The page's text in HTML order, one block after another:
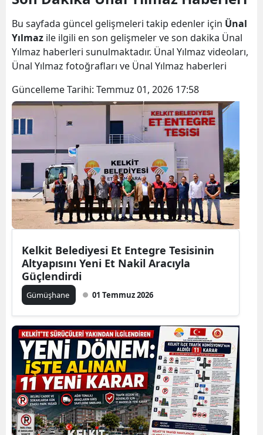
Bingöl
Bitlis
Bolu
Burdur
Bursa
Çanakkale
Çankırı
Çorum
Denizli
Diyarbakır
Erzincan
Erzurum
Eskişehir
Gaziantep
Giresun
Bu sayfada güncel gelişmeleri takip edenler için Ünal
Yılmaz ile ilgili en son gelişmeler ve son dakika Ünal
Yılmaz haberleri sunulmaktadır. Ünal Yılmaz videoları,
Ünal Yılmaz fotoğrafları ve Ünal Yılmaz haberleri
Güncelleme Tarihi: Temmuz 01, 2026 17:58
Kelkit Belediyesi Et Entegre Tesisinin
Altyapısını Yeni Et Nakil Aracıyla
Güçlendirdi
Gümüşhane 01 Temmuz 2026